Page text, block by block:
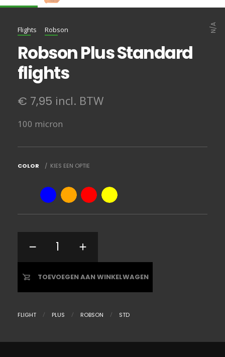
N/A
Flights Robson
Robson Plus Standard
flights
€ 7,95 incl. BTW
100 micron
COLOR KIES EEN OPTIE
TOEVOEGEN AAN WINKELWAGEN
FLIGHT PLUS ROBSON STD